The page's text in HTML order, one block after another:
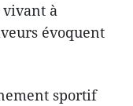
vivant à
évoquent
sportif